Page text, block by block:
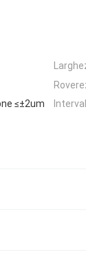
≤±2um